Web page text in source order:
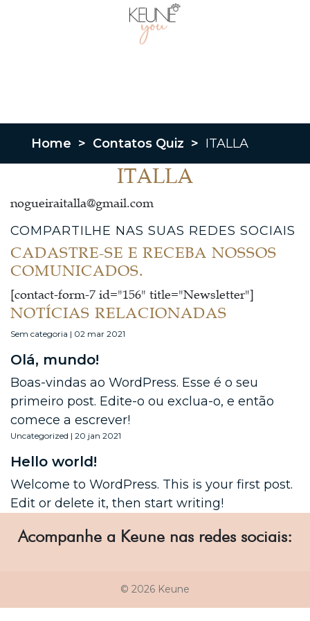
Home > Contatos Quiz > ITALLA
ITALLA
nogueiraitalla@gmail.com
COMPARTILHE NAS SUAS REDES SOCIAIS
CADASTRE-SE E RECEBA NOSSOS
COMUNICADOS.
[contact-form-7 id="156" title="Newsletter"]
NOTÍCIAS RELACIONADAS
Sem categoria | 02 mar 2021
Olá, mundo!
Boas-vindas ao WordPress. Esse é o seu
primeiro post. Edite-o ou exclua-o, e então
comece a escrever!
Uncategorized | 20 jan 2021
Hello world!
Welcome to WordPress. This is your first post.
Edit or delete it, then start writing!
Acompanhe a Keune nas redes sociais:
© 2026 Keune